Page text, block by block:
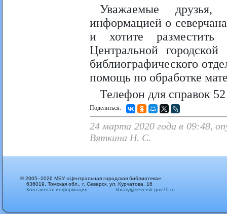
Уважаемые друзья,
информацией о
и хотите разместить
Центральной
библиографического
помощь по обработке
Телефон для справок
Поделиться:
24 марта 2020 года в 09:48,
Вяткина Н. С.
© 2005–2026 МБУ «Центральная городская библиотека»
636019, Томская обл., г. Северск, ул. Курчатова, 16
Контактная информация
library@seversk.gov70.ru